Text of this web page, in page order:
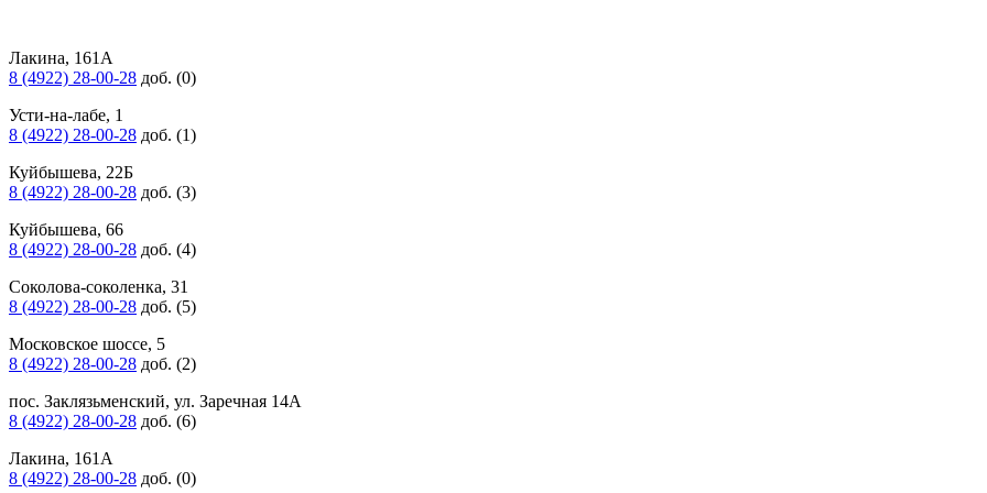
Лакина, 161А
8 (4922) 28-00-28 доб. (0)
Усти-на-лабе, 1
8 (4922) 28-00-28 доб. (1)
Куйбышева, 22Б
8 (4922) 28-00-28 доб. (3)
Куйбышева, 66
8 (4922) 28-00-28 доб. (4)
Соколова-соколенка, 31
8 (4922) 28-00-28 доб. (5)
Московское шоссе, 5
8 (4922) 28-00-28 доб. (2)
пос. Заклязьменский, ул. Заречная 14А
8 (4922) 28-00-28 доб. (6)
Лакина, 161А
8 (4922) 28-00-28 доб. (0)